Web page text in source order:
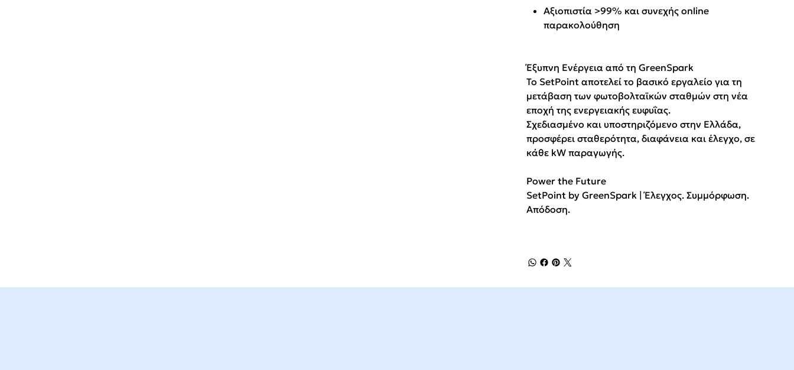
Αξιοπιστία >99% και συνεχής online
παρακολούθηση
Έξυπνη Ενέργεια από τη GreenSpark
Το SetPoint αποτελεί το βασικό εργαλείο για τη
μετάβαση των φωτοβολταϊκών σταθμών στη νέα
εποχή της ενεργειακής ευφυΐας.
Σχεδιασμένο και υποστηριζόμενο στην Ελλάδα,
προσφέρει σταθερότητα, διαφάνεια και έλεγχο, σε
κάθε kW παραγωγής.
Power the Future
SetPoint by GreenSpark | Έλεγχος. Συμμόρφωση.
Απόδοση.